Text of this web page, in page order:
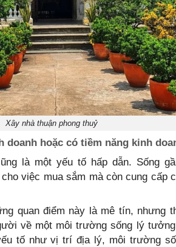
Xây nhà thuận phong thuỷ
doanh hoặc có tiềm năng kinh
là một yếu tố hấp dẫn. Sống
việc mua sắm mà còn cung cấp
quan điểm này là mê tín, nhưng
về một môi trường sống lý
tố như vị trí địa lý, môi trường